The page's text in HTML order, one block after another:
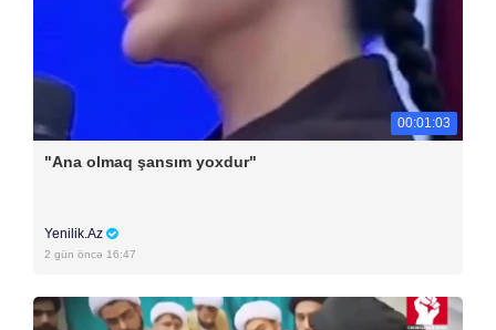
00:01:03
"Ana olmaq şansım yoxdur"
Yenilik.Az
2 gün öncə 16:47